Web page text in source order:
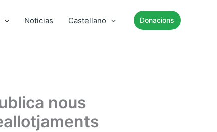
Noticias Castellano Donacions
nous